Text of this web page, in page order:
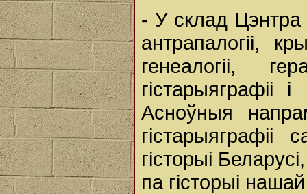
- У склад
антрапалогіі,
генеалогіі,
гістарыяграфіі
Асноўныя
гістарыяграфіі
гісторыі
па гісторыі